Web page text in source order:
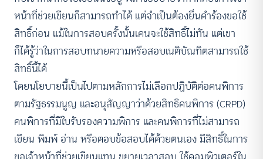
หน้าที่ช่วยเขียนก็สามารถทำได้ แต่จำเป็นต้องยื่นคำร้องขอใช้
สิทธิ์ก่อน แม้ในการสอบครั้งนั้นเคนจะใช้สิทธิ์ไม่ทัน แต่เขา
ก็ได้รู้ว่าในการสอบทนายความหรือสอบเนติบัณทิตสามารถใช้
สิทธิ์นี้ได้
โดยนโยบายนี้เป็นไปตามหลักการไม่เลือกปฏิบัติต่อคนพิการ
ตามรัฐธรรมนูญ และอนุสัญญาว่าด้วยสิทธิคนพิการ (CRPD)
คนพิการที่มีใบรับรองความพิการ และคนพิการที่ไม่สามารถ
เขียน พิมพ์ อ่าน หรือตอบข้อสอบได้ด้วยตนเอง มีสิทธิ์ในการ